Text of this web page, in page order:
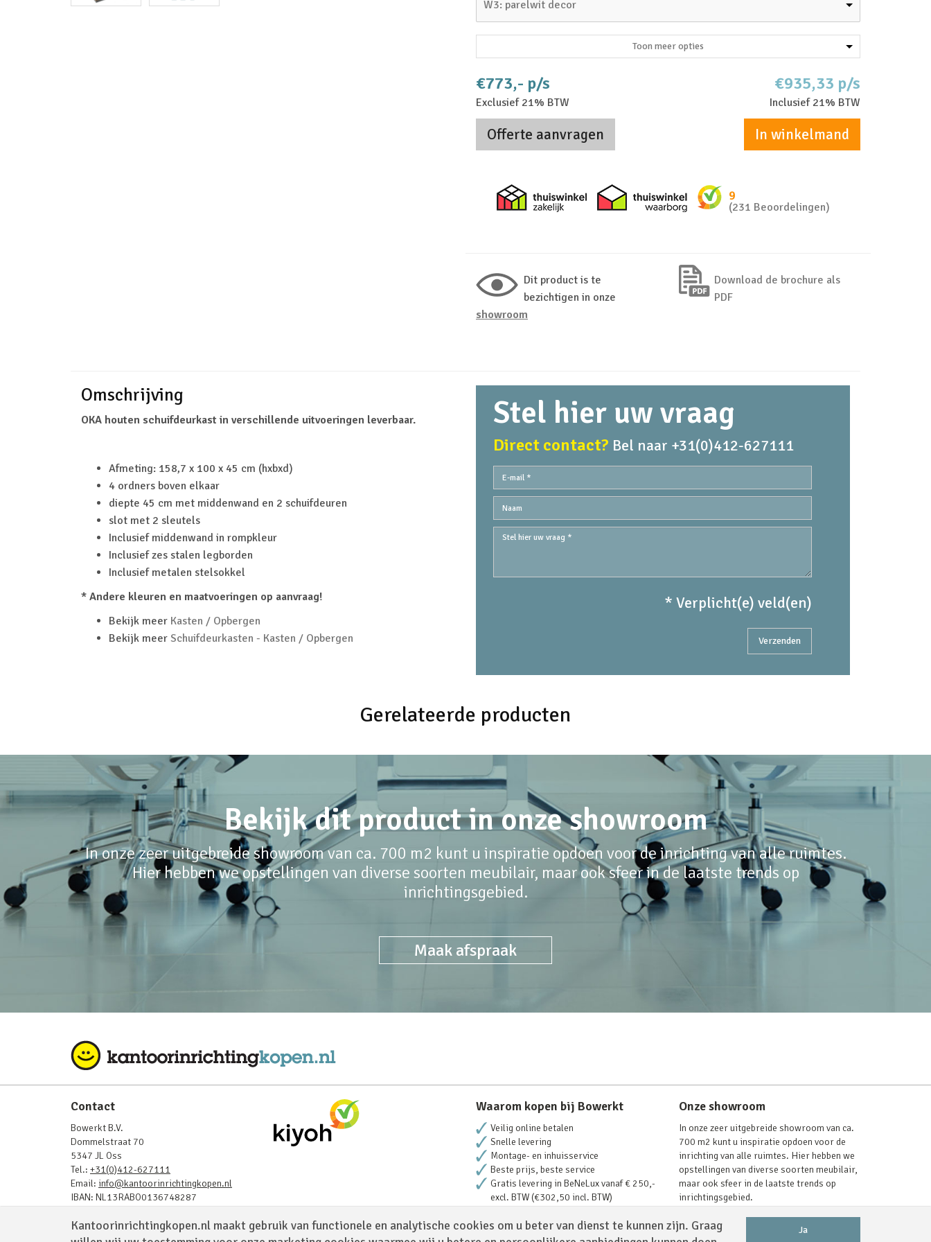
Kantoorinrichtingkopen.nl maakt gebruik van functionele en analytische cookies om u beter van dienst te kunnen zijn. Graag
Ja
W3: parelwit decor
Toon meer opties
€773,- p/s
Exclusief 21% BTW
€935,33 p/s
Inclusief 21% BTW
In winkelmand
Offerte aanvragen
Thuiswinkel zakelijk Thuiswinkel waarborg
9
(231 Beoordelingen)
Dit product is te
bezichtigen in onze
showroom
Download de brochure als
PDF
Omschrijving
OKA houten schuifdeurkast in verschillende uitvoeringen leverbaar.
Afmeting: 158,7 x 100 x 45 cm (hxbxd)
4 ordners boven elkaar
diepte 45 cm met middenwand en 2 schuifdeuren
slot met 2 sleutels
Inclusief middenwand in rompkleur
Inclusief zes stalen legborden
Inclusief metalen stelsokkel
* Andere kleuren en maatvoeringen op aanvraag!
Bekijk meer Kasten / Opbergen
Bekijk meer Schuifdeurkasten - Kasten / Opbergen
Stel hier uw vraag
Direct contact? Bel naar +31(0)412-627111
* Verplicht(e) veld(en)
Gerelateerde producten
Bekijk dit product in onze showroom
In onze zeer uitgebreide showroom van ca. 700 m2 kunt u inspiratie opdoen voor de inrichting van alle ruimtes.
Hier hebben we opstellingen van diverse soorten meubilair, maar ook sfeer in de laatste trends op
inrichtingsgebied.
Maak afspraak
Contact
Bowerkt B.V.
Dommelstraat 70
5347 JL Oss
Tel.: +31(0)412-627111
Email: info@kantoorinrichtingkopen.nl
IBAN: NL13RABO0136748287
BTW: NL819843908B01
KvK: 17232025
Waarom kopen bij Bowerkt
Veilig online betalen
Snelle levering
Montage- en inhuisservice
Beste prijs, beste service
Gratis levering in BeNeLux vanaf € 250,-
excl. BTW (€302,50 incl. BTW)
Onze showroom
In onze zeer uitgebreide showroom van ca.
700 m2 kunt u inspiratie opdoen voor de
inrichting van alle ruimtes. Hier hebben we
opstellingen van diverse soorten meubilair,
maar ook sfeer in de laatste trends op
inrichtingsgebied.